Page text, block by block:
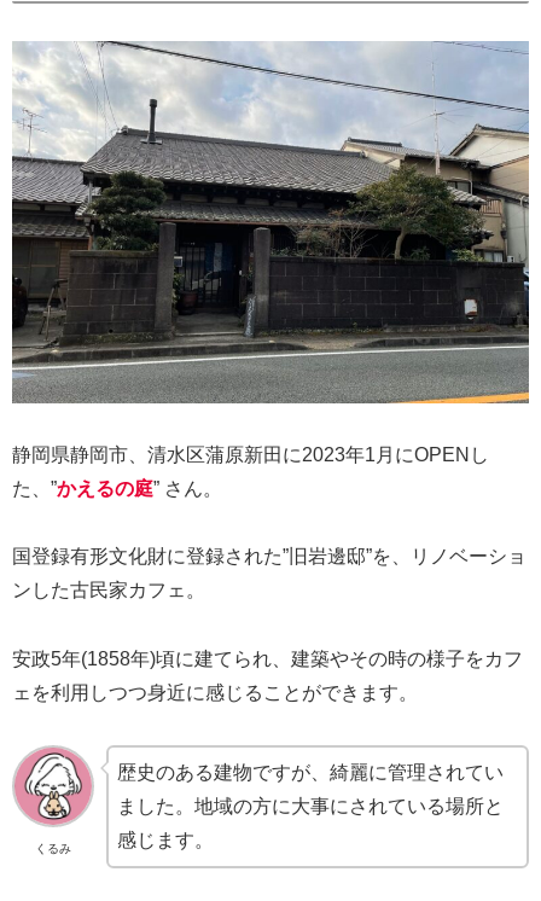
静岡県静岡市、清水区蒲原新田に2023年1月にOPENし
た、”かえるの庭” さん。
国登録有形文化財に登録された”旧岩邊邸”を、リノベーショ
ンした古民家カフェ。
安政5年(1858年)頃に建てられ、建築やその時の様子をカフ
ェを利用しつつ身近に感じることができます。
くるみ
歴史のある建物ですが、綺麗に管理されてい
ました。地域の方に大事にされている場所と
感じます。